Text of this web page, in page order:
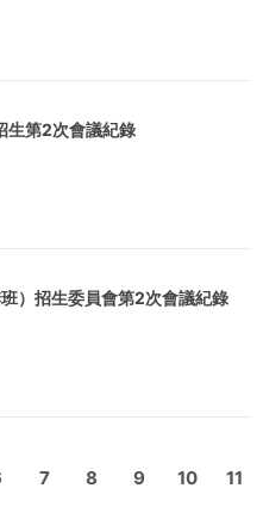
生第2次會議紀錄
）招生委員會第2次會議紀錄
7 8 9 10 11